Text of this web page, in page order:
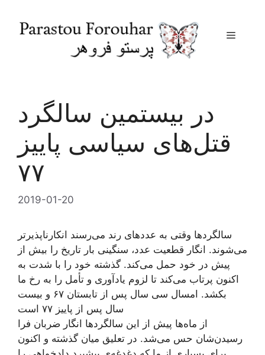
Menu
در بیستمین سالگرد
قتل‌های سیاسی پاییز
۷۷
2019-01-20
سالگردها وقتی به عددهای رند می‌رسند انکارناپذیرتر
می‌شوند. انگار قطعیت عدد، سنگینی بار تاریخ را بیش از
پیش در خود حمل می‌کند. گذشته خود را با شدت به
اکنون پرتاب می‌کند تا لزوم یادآوری و تأمل را به رخ ما
بکشد. امسال سی سال پس از تابستان ۶۷ و بیست
سال پس از پاییز ۷۷ است
از ماه‌ها پیش از این سالگردها انگار ضربان فرا
رسیدن‌شان حس می‌شد. در تعلیق میان گذشته و اکنون